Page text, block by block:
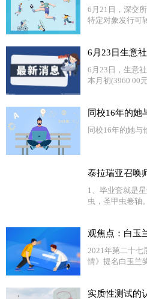
6月21日，深交
特定对象发行可
6月23日生意
6月23日，生意
本月初(3960 00
同校16年的她
同校16年的她与
1、毕业套就是
虫，圣甲虫卷轴
2021年第二十七
情》提名白玉兰